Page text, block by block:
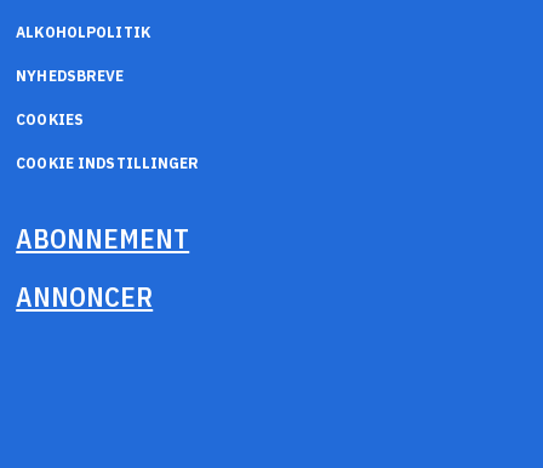
ALKOHOLPOLITIK
NYHEDSBREVE
COOKIES
COOKIE INDSTILLINGER
ABONNEMENT
ANNONCER